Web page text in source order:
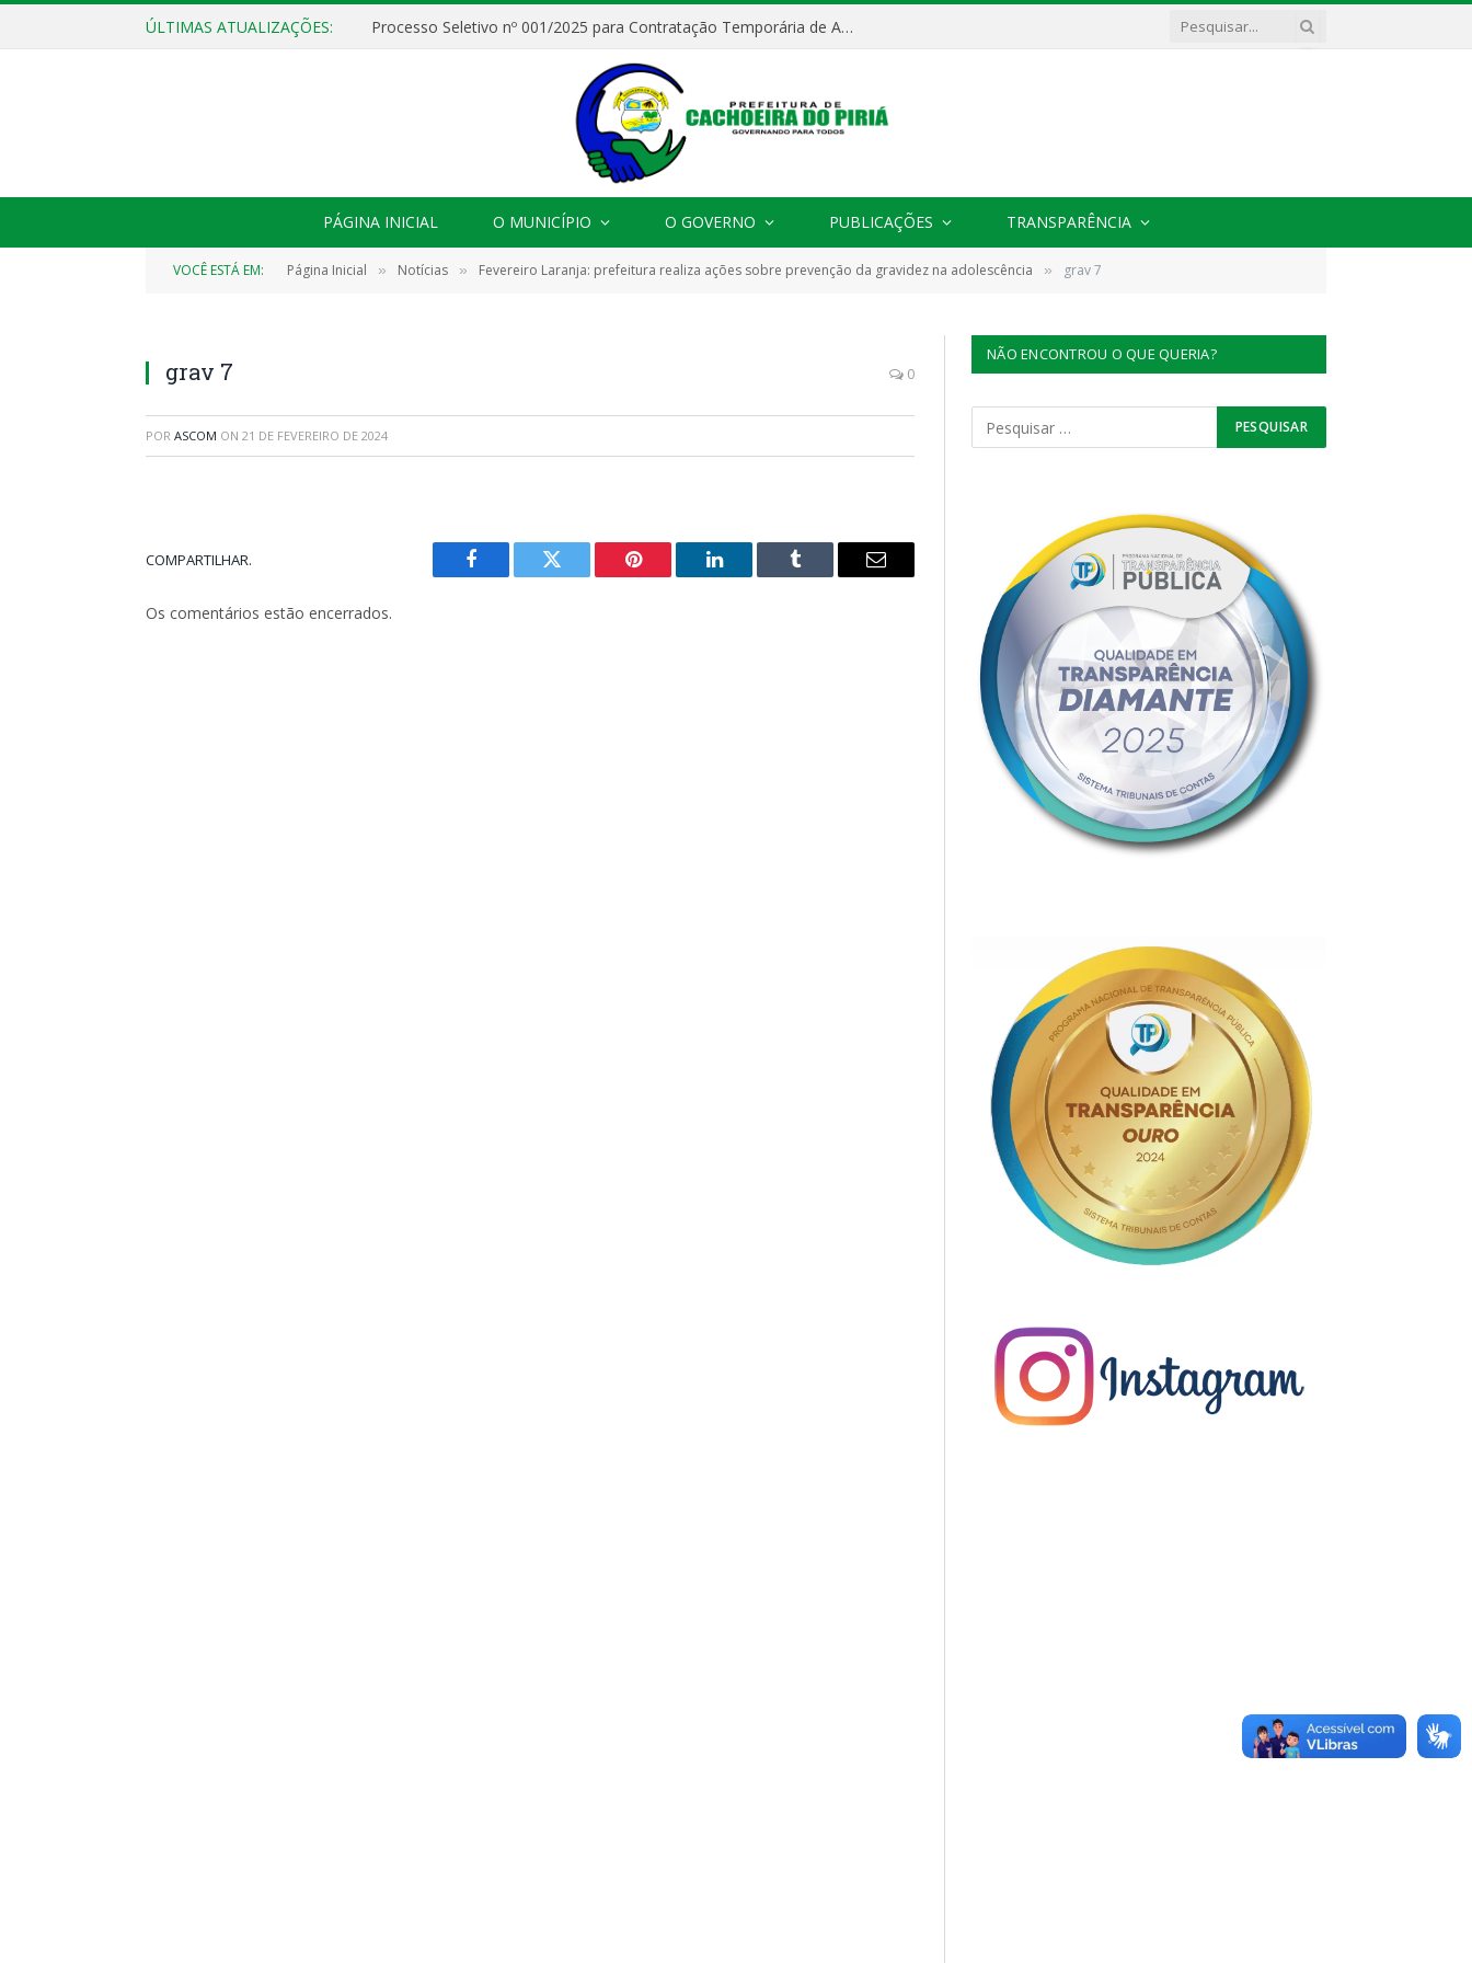
ÚLTIMAS ATUALIZAÇÕES: Processo Seletivo nº 001/2025 para Contratação Temporária de Agentes Comunitários de Saúde (ACS)
PÁGINA INICIAL O MUNICÍPIO O GOVERNO PUBLICAÇÕES TRANSPARÊNCIA
VOCÊ ESTÁ EM: Página Inicial » Notícias » Fevereiro Laranja: prefeitura realiza ações sobre prevenção da gravidez na adolescência » grav 7
grav 7 0
POR ASCOM ON 21 DE FEVEREIRO DE 2024
COMPARTILHAR.
Facebook Twitter Pinterest LinkedIn Tumblr
E-
Os comentários estão encerrados.
NÃO ENCONTROU O QUE QUERIA?